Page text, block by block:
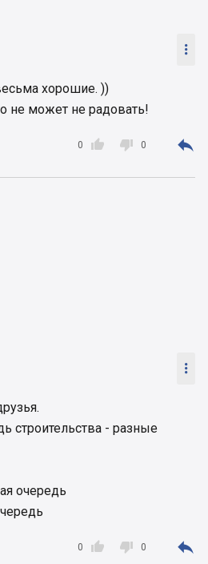

хорошие. ))
не может не радовать!

0  0 

строительства - разные
очередь

0  0 